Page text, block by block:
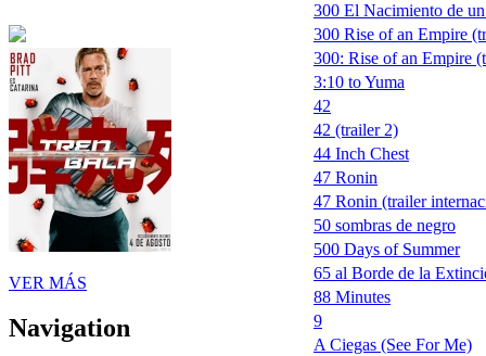
VER MÁS
Navigation
300 El Nacimiento de
300 Rise of an Empire
300: Rise of an Empire
3:10 to Yuma
42
42 (trailer 2)
44 Inch Chest
47 Ronin
47 Ronin (trailer
50 sombras de negro
500 Days of Summer
65 al Borde de la
88 Minutes
9
A Ciegas (See For Me)